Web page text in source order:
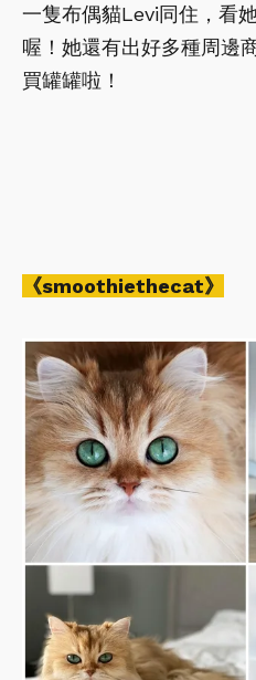
一隻布偶貓Levi同住，看
喔！她還有出好多種周邊
買罐罐啦！
《smoothiethecat》